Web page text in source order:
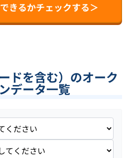
きるかチェックする＞
ドを含む）のオーク
データ一覧